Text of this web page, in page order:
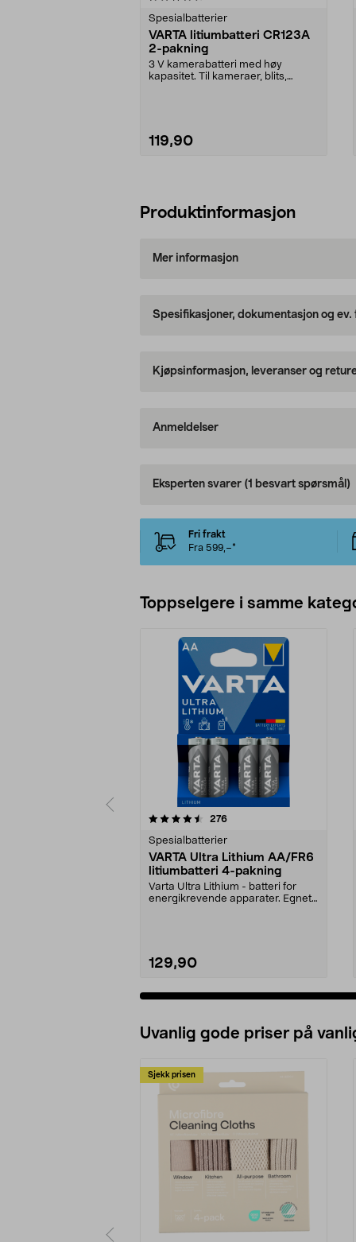
Spesialbatterier
VARTA litiumbatteri CR123A
2-pakning
3 V kamerabatteri med høy
kapasitet. Til kameraer, blits,
119,90
Produktinformasjon
Mer informasjon
Spesifikasjoner, dokumentasjon og
Kjøpsinformasjon, leveranser og
Anmeldelser
Eksperten svarer (1 besvart spørsmål)
Fri frakt
Fra 599,–*
Toppselgere i samme
276anmeldelser
Spesialbatterier
VARTA Ultra Lithium AA/FR6
litiumbatteri 4-pakning
Varta Ultra Lithium - batteri for
energikrevende apparater. Egnet
129,90
4.5 av 5 stjerner
Uvanlig gode priser på
Sjekk prisen